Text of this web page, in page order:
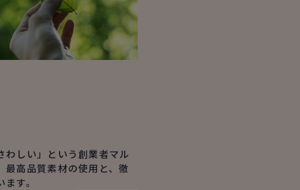
わしい」という創業者マル
高品質素材の使用と、徹
す。